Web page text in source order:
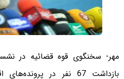
مهر- سخنگوی قوه قضائیه در
بازداشت 67 نفر در